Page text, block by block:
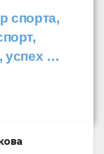
спорта,
успех …